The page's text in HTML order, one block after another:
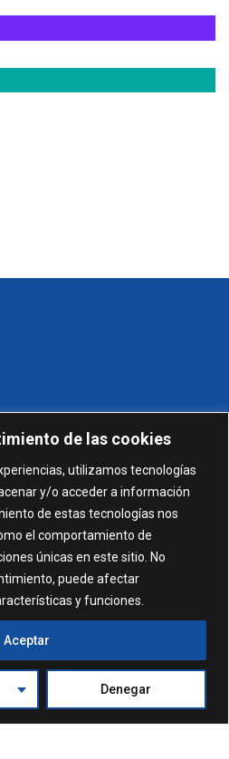
de las cookies
utilizamos tecnologías
y/o acceder a información
de estas tecnologías nos
el comportamiento de
únicas en este sitio. No
puede afectar
y funciones.
Denegar
Aceptar
1º 21003 Huelva